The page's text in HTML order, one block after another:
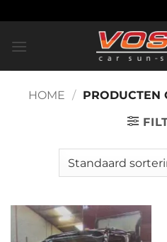
naar
inhoud
HOME / PRODUCTEN